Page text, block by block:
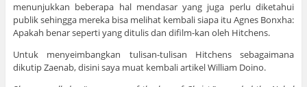
menunjukkan beberapa hal mendasar yang juga perlu diketahui
publik sehingga mereka bisa melihat kembali siapa itu Agnes Bonxha:
Apakah benar seperti yang ditulis dan difilm-kan oleh Hitchens.
Untuk menyeimbangkan tulisan-tulisan Hitchens sebagaimana
dikutip Zaenab, disini saya muat kembali artikel William Doino.